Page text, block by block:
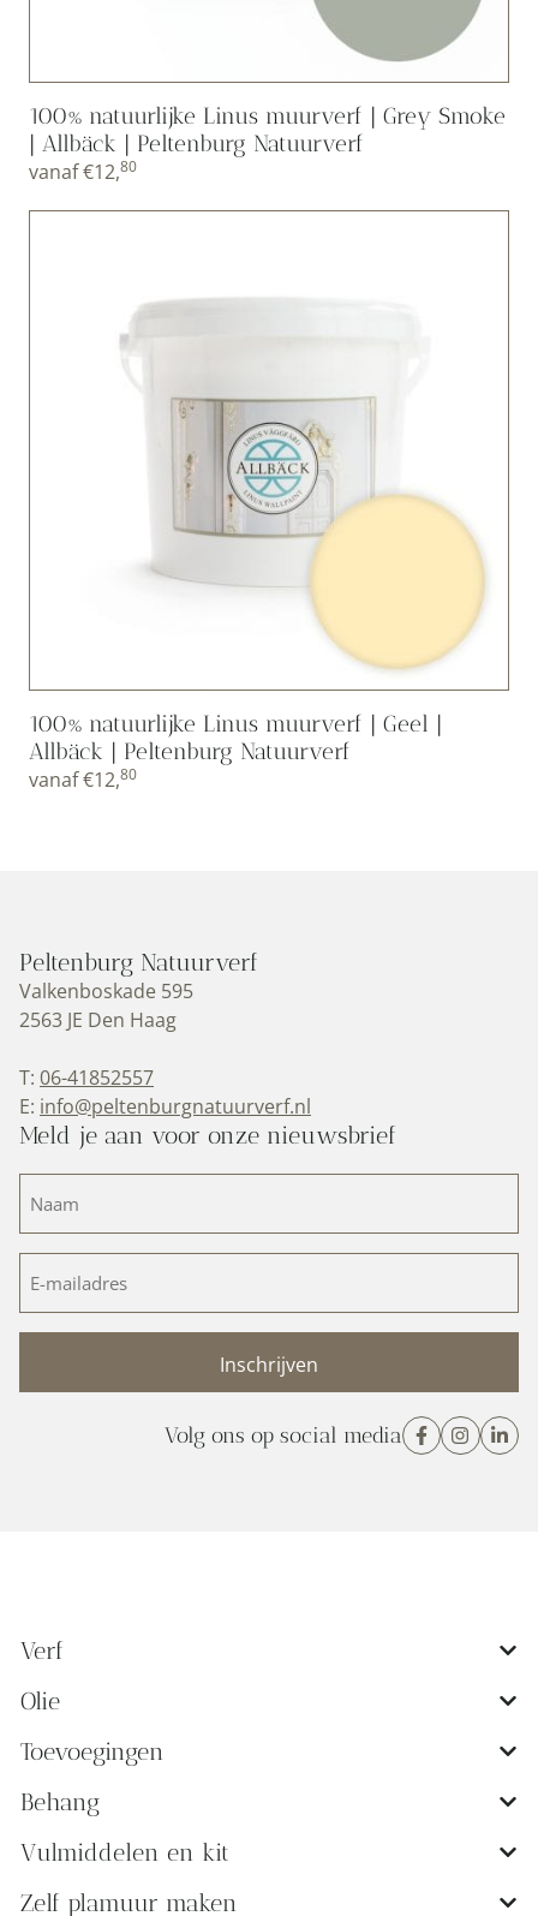
100% natuurlijke Linus muurverf | Grey Smoke
| Allbäck | Peltenburg Natuurverf
vanaf€12,80
100% natuurlijke Linus muurverf | Geel |
Allbäck | Peltenburg Natuurverf
vanaf€12,80
Peltenburg Natuurverf
Valkenboskade 595
2563 JE Den Haag
T: 06-41852557
E: info@peltenburgnatuurverf.nl
Meld je aan voor onze nieuwsbrief
(Vereist)
mailadres
Volg ons op social media
Verf
Olie
Toevoegingen
Behang
Vulmiddelen en kit
Zelf plamuur maken